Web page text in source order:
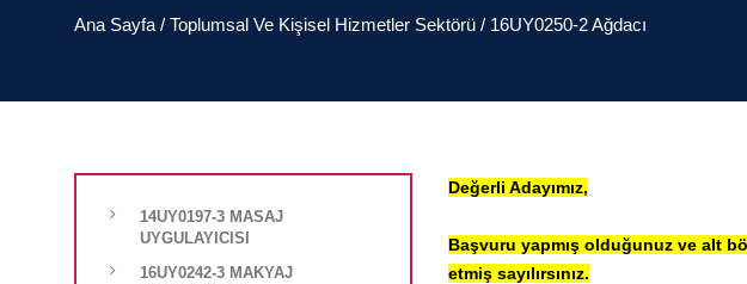
Ana Sayfa / Toplumsal Ve Kişisel Hizmetler Sektörü / 16UY0250-2 Ağdacı
14UY0197-3 MASAJ
UYGULAYICISI
16UY0242-3 MAKYAJ
Değerli Adayımız,
Başvuru yapmış olduğunuz ve alt
etmiş sayılırsınız.